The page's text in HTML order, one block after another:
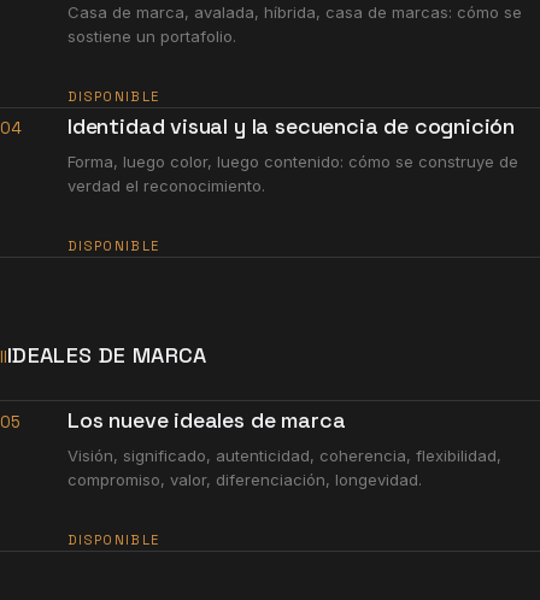
Casa de marca, avalada, híbrida, casa de marcas: cómo se
sostiene un portafolio.
DISPONIBLE
04 Identidad visual y la secuencia de cognición
Forma, luego color, luego contenido: cómo se construye de
verdad el reconocimiento.
DISPONIBLE
IIIDEALES DE MARCA
05 Los nueve ideales de marca
Visión, significado, autenticidad, coherencia, flexibilidad,
compromiso, valor, diferenciación, longevidad.
DISPONIBLE